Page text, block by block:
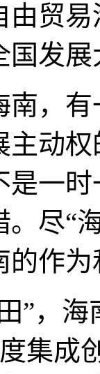
贸易
国发
，有
动
是一
尽“
的作
，海
集成